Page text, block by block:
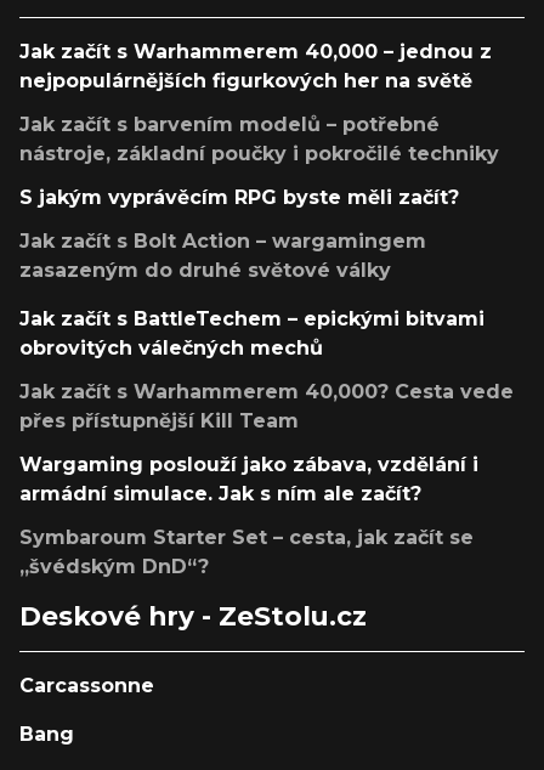
Jak začít s Warhammerem 40,000 – jednou z
nejpopulárnějších figurkových her na světě
Jak začít s barvením modelů – potřebné
nástroje, základní poučky i pokročilé techniky
S jakým vyprávěcím RPG byste měli začít?
Jak začít s Bolt Action – wargamingem
zasazeným do druhé světové války
Jak začít s BattleTechem – epickými bitvami
obrovitých válečných mechů
Jak začít s Warhammerem 40,000? Cesta vede
přes přístupnější Kill Team
Wargaming poslouží jako zábava, vzdělání i
armádní simulace. Jak s ním ale začít?
Symbaroum Starter Set – cesta, jak začít se
„švédským DnD“?
Deskové hry - ZeStolu.cz
Carcassonne
Bang